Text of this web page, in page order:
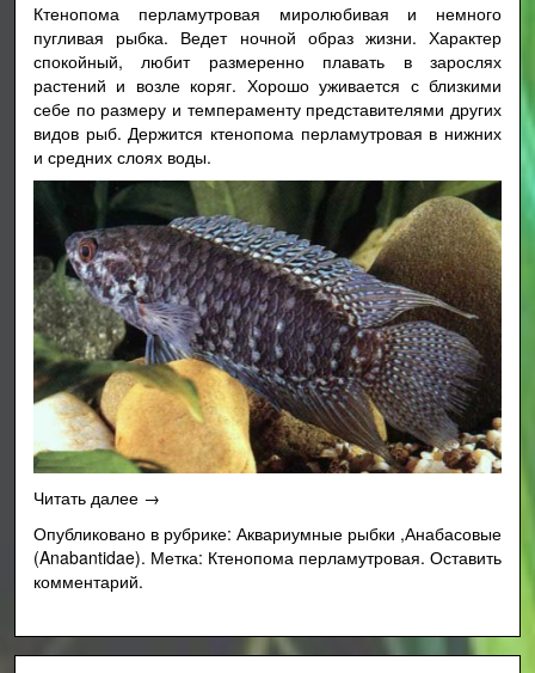
Ктенопома перламутровая миролюбивая и немного
пугливая рыбка. Ведет ночной образ жизни. Характер
спокойный, любит размеренно плавать в зарослях
растений и возле коряг. Хорошо уживается с близкими
себе по размеру и темпераменту представителями других
видов рыб. Держится ктенопома перламутровая в нижних
и средних слоях воды.
Читать далее «Ктенопома
(Microctenopoma
damasi,
→
Опубликовано в рубрике: Аквариумные рыбки ,Анабасовые
(Anabantidae). Метка: Ктенопома перламутровая. Оставить
комментарий.